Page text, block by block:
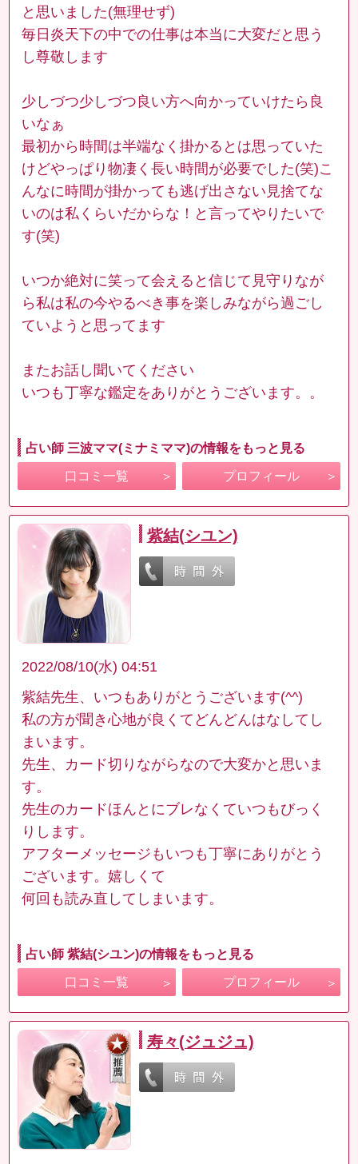
と思いました(無理せず)
毎日炎天下の中での仕事は本当に大変だと思う
し尊敬します
少しづつ少しづつ良い方へ向かっていけたら良
いなぁ
最初から時間は半端なく掛かるとは思っていた
けどやっぱり物凄く長い時間が必要でした(笑)こ
んなに時間が掛かっても逃げ出さない見捨てな
いのは私くらいだからな！と言ってやりたいで
す(笑)
いつか絶対に笑って会えると信じて見守りなが
ら私は私の今やるべき事を楽しみながら過ごし
ていようと思ってます
またお話し聞いてください
いつも丁寧な鑑定をありがとうございます。。
占い師 三波ママ(ミナミママ)の情報をもっと見る
口コミ一覧 プロフィール
紫結(シユン)
2022/08/10(水) 04:51
紫結先生、いつもありがとうございます(^^)
私の方が聞き心地が良くてどんどんはなしてし
まいます。
先生、カード切りながらなので大変かと思いま
す。
先生のカードほんとにブレなくていつもびっく
りします。
アフターメッセージもいつも丁寧にありがとう
ございます。嬉しくて
何回も読み直してしまいます。
占い師 紫結(シユン)の情報をもっと見る
口コミ一覧 プロフィール
寿々(ジュジュ)